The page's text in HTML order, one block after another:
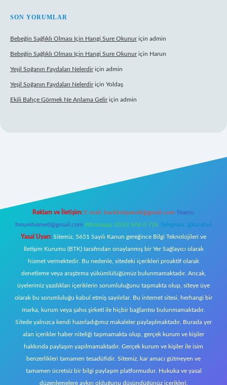
SON YORUMLAR
Bebeğin Sağlıklı Olması Için Hangi Sure Okunuriçin admin
Bebeğin Sağlıklı Olması Için Hangi Sure Okunuriçin Harun
Yeşil Soğanın Faydaları Nelerdiriçin admin
Yeşil Soğanın Faydaları Nelerdiriçin Yoldaş
Ekili Bahçe Görmek Ne Anlama Geliriçin admin
Reklam ve İletişim: E-mail: backlinkpaneli@gmail.com Teams:
forumhizmeti@gmail.com Whatsapp: 0262 606 0 726 Telegram: @karabul
Yasal Uyarı: Sitemiz, 5651 Sayılı Kanun gereğince Bilgi Teknolojileri ve
İletişim Kurumu (BTK) tarafından onaylanmış bir Yer Sağlayıcı olarak
hizmet vermektedir. Bu nedenle, sitedeki içerikleri proaktif olarak
denetleme veya araştırma yükümlülüğümüz bulunmamaktadır. Ancak,
üyelerimiz yazdıkları içeriklerin sorumluluğunu taşımakta olup, siteye üye
olarak bu sorumluluğu kabul etmiş sayılırlar. Bu internet sitesi, herhangi bir
marka, kurum veya şahıs şirketi ile hiçbir bağlantısı bulunmamaktadır.
Sitede yalnızca kendi hazırladığımız makaleler paylaşılmaktadır. Burada yer
alan içerikler haber niteliği taşımamakta olup, gerçek kurum ve kişiler
hakkında paylaşım yapılmamaktadır. Gerçek kurum ve kişiler ile isim
benzerlikleri tamamen tesadüfidir. Sitemiz, kar amacı gütmeyen ve
tamamen ücretsiz bir bilgi paylaşım platformudur. Hukuka ve yasal
düzenlemelere aykırı olduğunu düşündüğünüz içerikleri,